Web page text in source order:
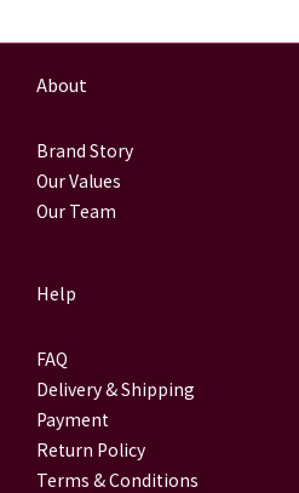
About
Brand Story
Our Values
Our Team
Help
FAQ
Delivery & Shipping
Payment
Return Policy
Terms & Conditions